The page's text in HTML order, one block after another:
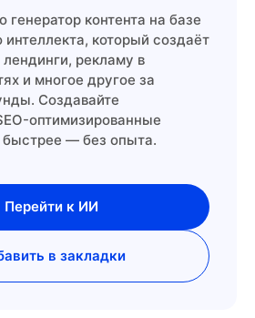
контента на базе
интеллекта, который создаёт
рекламу в
и многое другое за
Создавайте
оптимизированные
быстрее — без опыта.
Перейти к ИИ
в закладки